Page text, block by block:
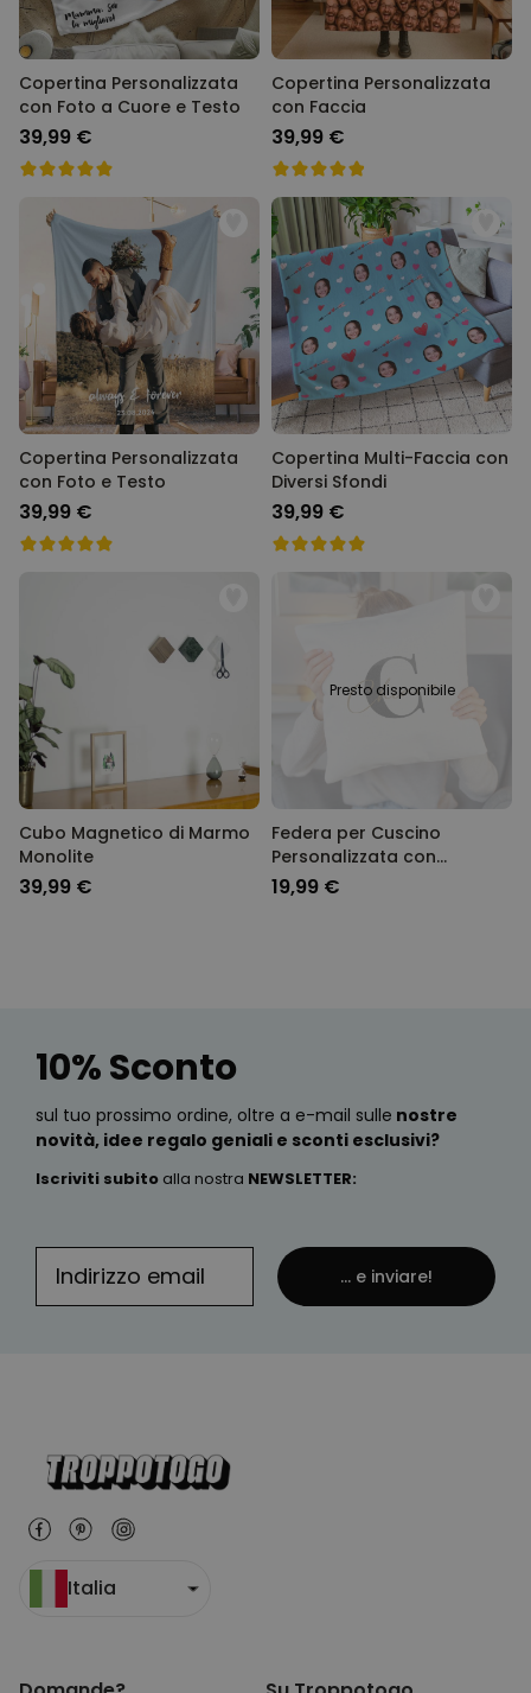
Copertina Personalizzata
con Foto a Cuore e Testo
39,99 €
Copertina Personalizzata
con Faccia
39,99 €
Copertina Personalizzata
con Foto e Testo
39,99 €
Copertina Multi-Faccia con
Diversi Sfondi
39,99 €
Cubo Magnetico di Marmo
Monolite
39,99 €
Presto disponibile
Federa per Cuscino
Personalizzata con
Monogramma
19,99 €
10% Sconto
sul tuo prossimo ordine, oltre a e-mail sulle nostre
novità, idee regalo geniali e sconti esclusivi?
Iscriviti subito alla nostra NEWSLETTER:
... e inviare!
Italia